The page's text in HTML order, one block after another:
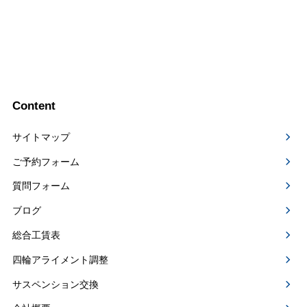
Content
サイトマップ
ご予約フォーム
質問フォーム
ブログ
総合工賃表
四輪アライメント調整
サスペンション交換